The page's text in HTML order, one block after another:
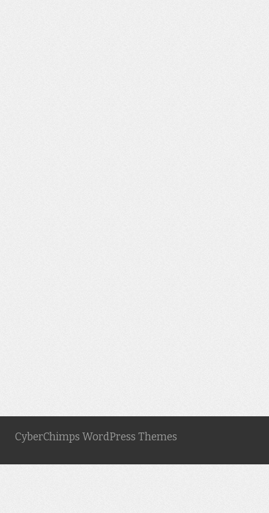
CyberChimps WordPress Themes